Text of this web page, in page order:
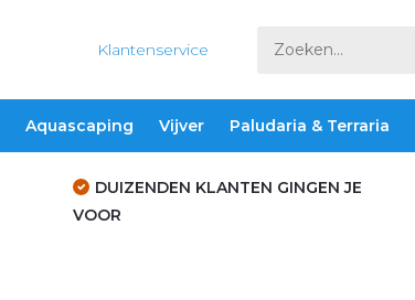
Klantenservice
Aquascaping Vijver Paludaria & Terraria
DUIZENDEN KLANTEN GINGEN JE
VOOR